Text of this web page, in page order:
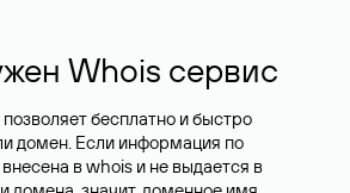
Whois сервис
бесплатно и быстро
домен. Если информация по
в whois и не выдается в